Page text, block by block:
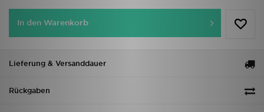
In den Warenkorb
Lieferung & Versanddauer
Rückgaben